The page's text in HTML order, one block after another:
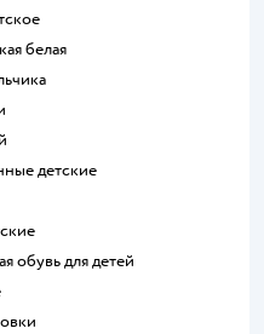
белая
детские
обувь для детей